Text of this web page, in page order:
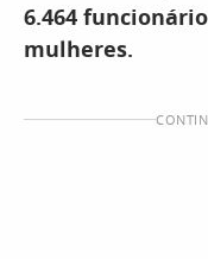
6.464
mulheres.